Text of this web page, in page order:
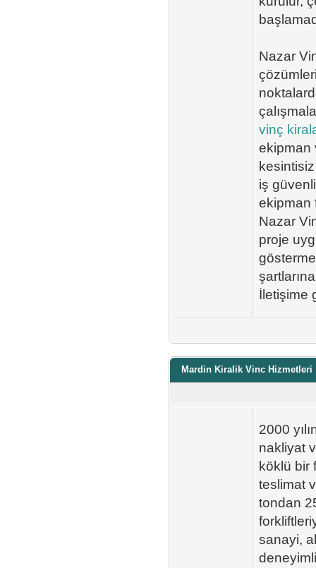
Nazar
vinç
ekipman
iş
ekipman
Nazar
proje
İletişime
Mardin Kiralik Vinc Hizmetleri
2000
nakliyat
köklü bir
teslimat
tondan
sanayi,